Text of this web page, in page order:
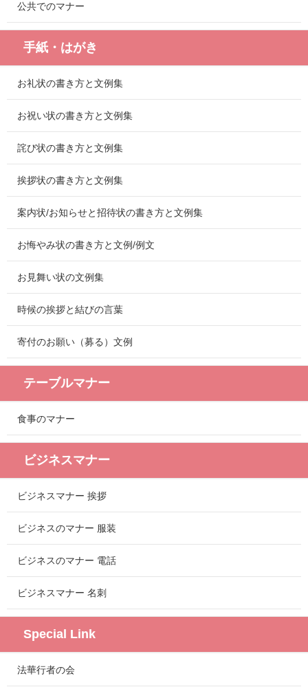
公共でのマナー
手紙・はがき
お礼状の書き方と文例集
お祝い状の書き方と文例集
詫び状の書き方と文例集
挨拶状の書き方と文例集
案内状/お知らせと招待状の書き方と文例集
お悔やみ状の書き方と文例/例文
お見舞い状の文例集
時候の挨拶と結びの言葉
寄付のお願い（募る）文例
テーブルマナー
食事のマナー
ビジネスマナー
ビジネスマナー 挨拶
ビジネスのマナー 服装
ビジネスのマナー 電話
ビジネスマナー 名刺
Special Link
法華行者の会